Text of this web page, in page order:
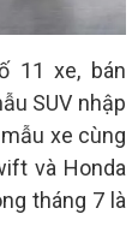
11 xe, bán
SUV nhập
xe cùng
và Honda
tháng 7 là